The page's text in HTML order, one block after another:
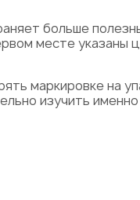
больше
месте указаны
маркировке на
изучить